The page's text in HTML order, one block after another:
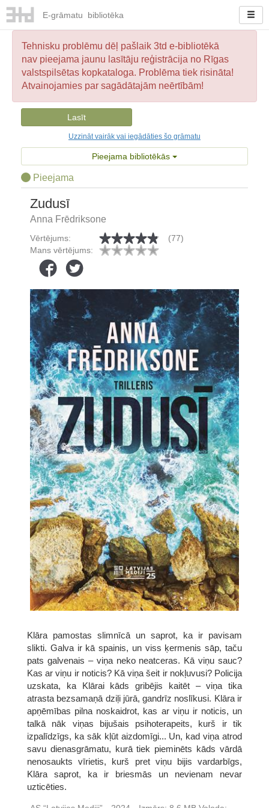
E-grāmatu bibliotēka
Tehnisku problēmu dēļ pašlaik 3td e-bibliotēkā
nav pieejama jaunu lasītāju reģistrācija no Rīgas
valstspilsētas kopkataloga. Problēma tiek risināta!
Atvainojamies par sagādātajām neērtībām!
Lasīt
Uzzināt vairāk vai iegādāties šo grāmatu
Pieejama bibliotēkās
Pieejama
Zudusī
Anna Frēdriksone
Vērtējums:
(77)
Mans vērtējums:
Klāra pamostas slimnīcā un saprot, ka ir pavisam
slikti. Galva ir kā spainis, un viss ķermenis sāp, taču
pats galvenais – viņa neko neatceras. Kā viņu sauc?
Kas ar viņu ir noticis? Kā viņa šeit ir nokļuvusi? Policija
uzskata, ka Klārai kāds gribējis kaitēt – viņa tika
atrasta bezsamaņā dziļi jūrā, gandrīz noslīkusi. Klāra ir
apņēmības pilna noskaidrot, kas ar viņu ir noticis, un
talkā nāk viņas bijušais psihoterapeits, kurš ir tik
izpalīdzīgs, ka sāk kļūt aizdomīgi... Un, kad viņa atrod
savu dienasgrāmatu, kurā tiek pieminēts kāds vārdā
nenosaukts vīrietis, kurš pret viņu bijis vardarbīgs,
Klāra saprot, ka ir briesmās un nevienam nevar
uzticēties.